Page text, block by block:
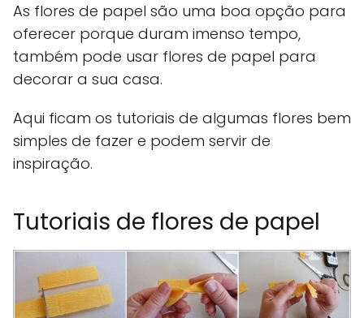
As flores de papel são uma boa opção para
oferecer porque duram imenso tempo,
também pode usar flores de papel para
decorar a sua casa.
Aqui ficam os tutoriais de algumas flores bem
simples de fazer e podem servir de
inspiração.
Tutoriais de flores de papel